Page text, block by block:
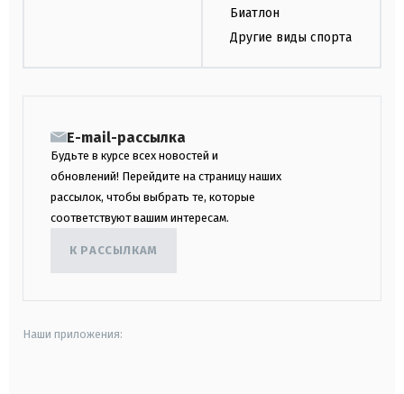
Биатлон
Другие виды спорта
E-mail-рассылка
Будьте в курсе всех новостей и
обновлений! Перейдите на страницу наших
рассылок, чтобы выбрать те, которые
соответствуют вашим интересам.
К РАССЫЛКАМ
Наши приложения: